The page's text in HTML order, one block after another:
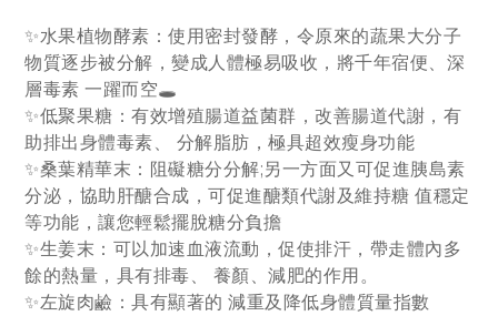
✨水果植物酵素：使用密封發酵，令原來的蔬果大分子
物質逐步被分解，變成人體極易吸收，將千年宿便、深
層毒素 一躍而空🕳️
✨低聚果糖：有效增殖腸道益菌群，改善腸道代謝，有
助排出身體毒素、 分解脂肪，極具超效瘦身功能
✨桑葉精華末：阻礙糖分分解;另一方面又可促進胰島素
分泌，協助肝醣合成，可促進醣類代謝及維持糖 值穩定
等功能，讓您輕鬆擺脫糖分負擔
✨生姜末：可以加速血液流動，促使排汗，帶走體內多
餘的熱量，具有排毒、 養顏、減肥的作用。
✨左旋肉鹼：具有顯著的 減重及降低身體質量指數